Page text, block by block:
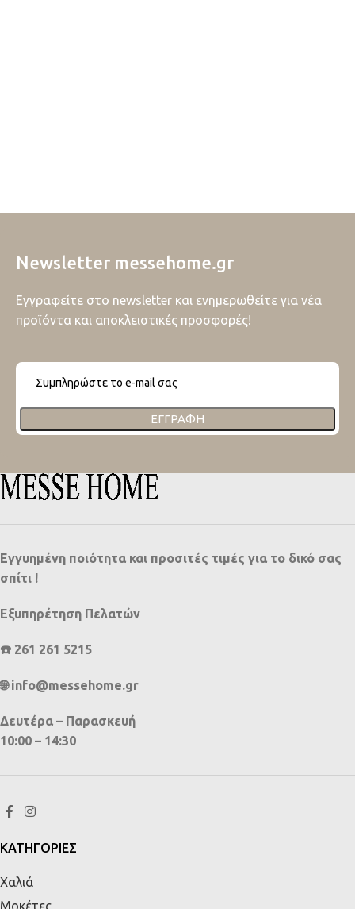
Newsletter messehome.gr
Εγγραφείτε στο newsletter και ενημερωθείτε για νέα
προϊόντα και αποκλειστικές προσφορές!
ΕΓΓΡΑΦΉ
Εγγυημένη ποιότητα και προσιτές τιμές για το δικό σας
σπίτι !
Εξυπηρέτηση Πελατών
☎️ 261 261 5215
🌐 info@messehome.gr
Δευτέρα – Παρασκευή
10:00 – 14:30
ΚΑΤΗΓΟΡΙΕΣ
Χαλιά
Μοκέτες